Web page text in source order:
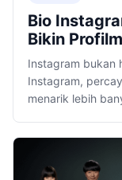
Bio
Bikin
Instagram bukan
Instagram,
menarik lebih